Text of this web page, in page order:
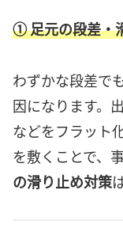
① 足元の段差・
わずかな段差で
因になります。
などをフラット
を敷くことで、
の滑り止め対策